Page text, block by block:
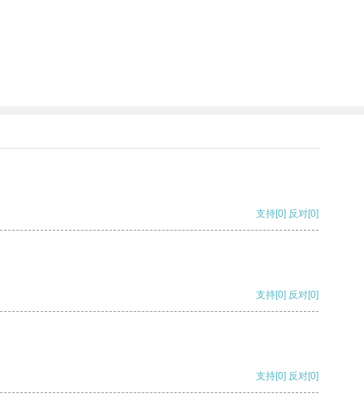
支持[0] 反对[0]
支持[0] 反对[0]
支持[0] 反对[0]